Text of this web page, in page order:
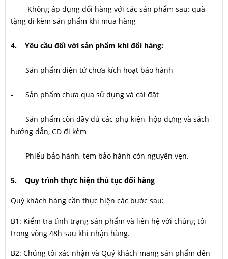
- Không áp dụng đổi hàng với các sản phẩm sau: quà
tặng đi kèm sản phẩm khi mua hàng
4. Yêu cầu đối với sản phẩm khi đổi hàng:
- Sản phẩm điện tử chưa kích hoạt bảo hành
- Sản phẩm chưa qua sử dụng và cài đặt
- Sản phẩm còn đầy đủ các phụ kiện, hộp đựng và sách
hướng dẫn, CD đi kèm
- Phiếu bảo hành, tem bảo hành còn nguyên vẹn.
5. Quy trình thực hiện thủ tục đổi hàng
Quý khách hàng cần thực hiện các bước sau:
B1: Kiểm tra tình trạng sản phẩm và liên hệ với chúng tôi
trong vòng 48h sau khi nhận hàng.
B2: Chúng tôi xác nhận và Quý khách mang sản phẩm đến